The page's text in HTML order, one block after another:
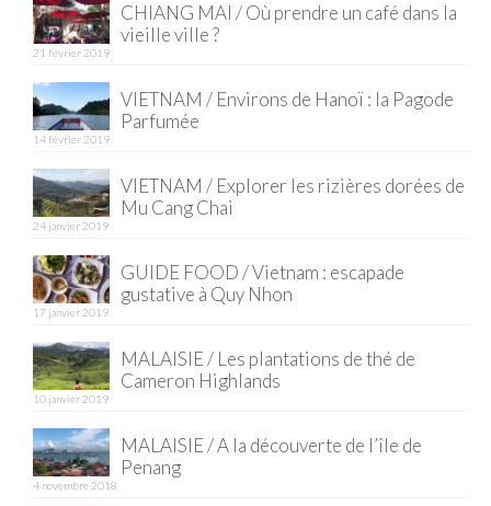
Hanoi
Mai Chau
Ninh Binh
EUROPE
La Réunion
Poitou
CHIANG MAI / Où prendre un café dans la
vieille ville ?
21 février 2019
VIETNAM / Environs de Hanoï : la Pagode
Parfumée
14 février 2019
VIETNAM / Explorer les rizières dorées de
Mu Cang Chai
24 janvier 2019
GUIDE FOOD / Vietnam : escapade
gustative à Quy Nhon
17 janvier 2019
MALAISIE / Les plantations de thé de
Cameron Highlands
10 janvier 2019
MALAISIE / A la découverte de l’île de
Penang
4 novembre 2018